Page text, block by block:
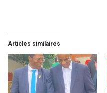
Articles similaires